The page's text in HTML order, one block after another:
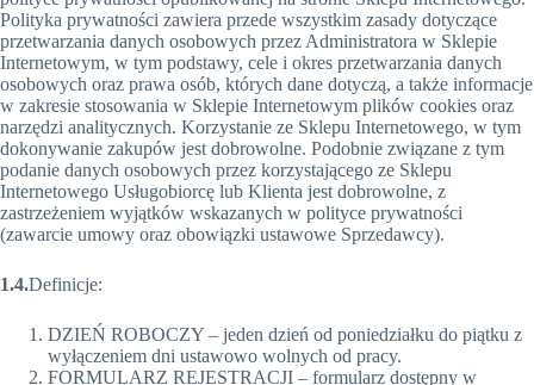
Polityka prywatności zawiera przede wszystkim zasady dotyczące
przetwarzania danych osobowych przez Administratora w Sklepie
Internetowym, w tym podstawy, cele i okres przetwarzania danych
osobowych oraz prawa osób, których dane dotyczą, a także informacje
w zakresie stosowania w Sklepie Internetowym plików cookies oraz
narzędzi analitycznych. Korzystanie ze Sklepu Internetowego, w tym
dokonywanie zakupów jest dobrowolne. Podobnie związane z tym
podanie danych osobowych przez korzystającego ze Sklepu
Internetowego Usługobiorcę lub Klienta jest dobrowolne, z
zastrzeżeniem wyjątków wskazanych w polityce prywatności
(zawarcie umowy oraz obowiązki ustawowe Sprzedawcy).
1.4.Definicje:
DZIEŃ ROBOCZY – jeden dzień od poniedziałku do piątku z
wyłączeniem dni ustawowo wolnych od pracy.
FORMULARZ REJESTRACJI – formularz dostępny w